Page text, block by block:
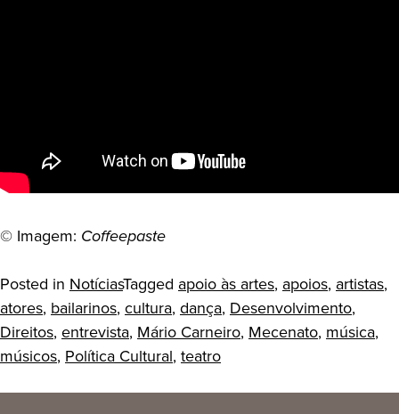
© Imagem: Coffeepaste
Posted in NotíciasTagged apoio às artes, apoios, artistas,
atores, bailarinos, cultura, dança, Desenvolvimento,
Direitos, entrevista, Mário Carneiro, Mecenato, música,
músicos, Política Cultural, teatro